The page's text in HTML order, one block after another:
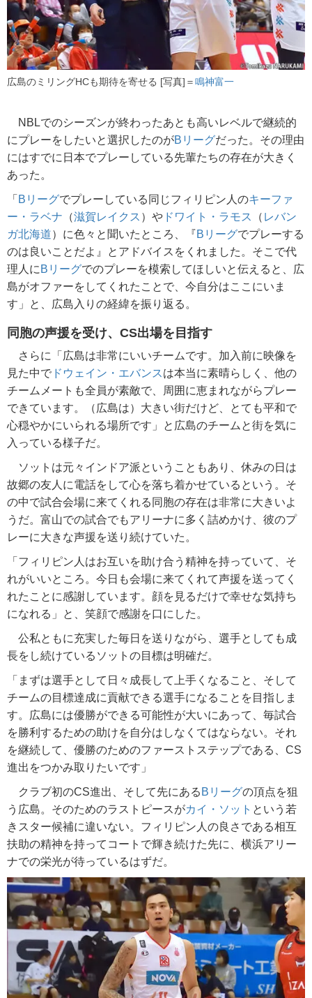
広島のミリングHCも期待を寄せる [写真]＝ 鳴神富一
NBLでのシーズンが終わったあとも高いレベルで継続的
にプレーをしたいと選択したのがBリーグだった。その理由
にはすでに日本でプレーしている先輩たちの存在が大きく
あった。
「 Bリーグでプレーしている同じフィリピン人のキーファ
ー・ラベナ （滋賀レイクス ）や ドワイト・ラモス （ レバン
ガ北海道）に色々と聞いたところ、『Bリーグでプレーする
のは良いことだよ』とアドバイスをくれました。そこで代
理人に Bリーグでのプレーを模索してほしいと伝えると、広
島がオファーをしてくれたことで、今自分はここにいま
す」と、広島入りの経緯を振り返る。
同胞の声援を受け、CS出場を目指す
さらに「広島は非常にいいチームです。加入前に映像を
見た中で ドウェイン・エバンスは本当に素晴らしく、他の
チームメートも全員が素敵で、周囲に恵まれながらプレー
できています。（広島は）大きい街だけど、とても平和で
心穏やかにいられる場所です」と広島のチームと街を気に
入っている様子だ。
ソットは元々インドア派ということもあり、休みの日は
故郷の友人に電話をして心を落ち着かせているという。そ
の中で試合会場に来てくれる同胞の存在は非常に大きいよ
うだ。富山での試合でもアリーナに多く詰めかけ、彼のプ
レーに大きな声援を送り続けていた。
「フィリピン人はお互いを助け合う精神を持っていて、そ
れがいいところ。今日も会場に来てくれて声援を送ってく
れたことに感謝しています。顔を見るだけで幸せな気持ち
になれる」と、笑顔で感謝を口にした。
公私ともに充実した毎日を送りながら、選手としても成
長をし続けているソットの目標は明確だ。
「まずは選手として日々成長して上手くなること、そして
チームの目標達成に貢献できる選手になることを目指しま
す。広島には優勝ができる可能性が大いにあって、毎試合
を勝利するための助けを自分はしなくてはならない。それ
を継続して、優勝のためのファーストステップである、CS
進出をつかみ取りたいです」
クラブ初のCS進出、そして先にある Bリーグの頂点を狙
う広島。そのためのラストピースがカイ・ソット という若
きスター候補に違いない。フィリピン人の良さである相互
扶助の精神を持ってコートで輝き続けた先に、横浜アリー
ナでの栄光が待っているはずだ。